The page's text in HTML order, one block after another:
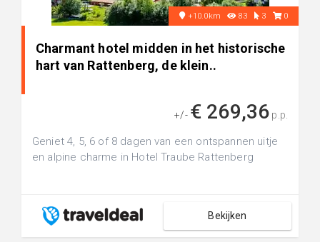
+10.0km 83 3 0
Charmant hotel midden in het historische
hart van Rattenberg, de klein..
+/- € 269,36 p.p.
Geniet 4, 5, 6 of 8 dagen van een ontspannen uitje
en alpine charme in Hotel Traube Rattenberg
Bekijken